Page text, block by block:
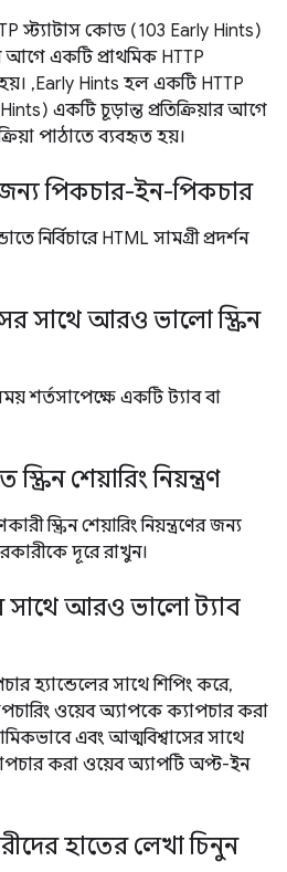
স্ট্যাটাস কোড (103 Early Hints)
আগে একটি প্রাথমিক HTTP
হয়। ,Early Hints হল একটি HTTP
একটি চূড়ান্ত প্রতিক্রিয়ার আগে
পাঠাতে ব্যবহৃত হয়।
পিকচার-ইন-পিকচার
নির্বিচারে HTML সামগ্রী প্রদর্শন
সাথে আরও ভালো স্ক্রিন
শর্তসাপেক্ষে একটি ট্যাব বা
শেয়ারিং নিয়ন্ত্রণ
স্ক্রিন শেয়ারিং নিয়ন্ত্রণের জন্য
দূরে রাখুন।
সাথে আরও ভালো ট্যাব
হ্যান্ডেলের সাথে শিপিং করে,
ওয়েব অ্যাপকে ক্যাপচার করা
এবং আত্মবিশ্বাসের সাথে
করা ওয়েব অ্যাপটি অপ্ট-ইন
হাতের লেখা চিনুন